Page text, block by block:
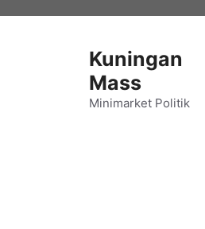
Kuningan
Mass
Minimarket Politik